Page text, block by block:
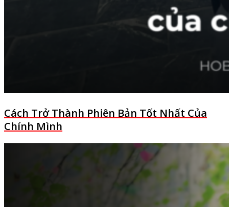
Cách Trở Thành Phiên Bản Tốt Nhất Của
Chính Mình